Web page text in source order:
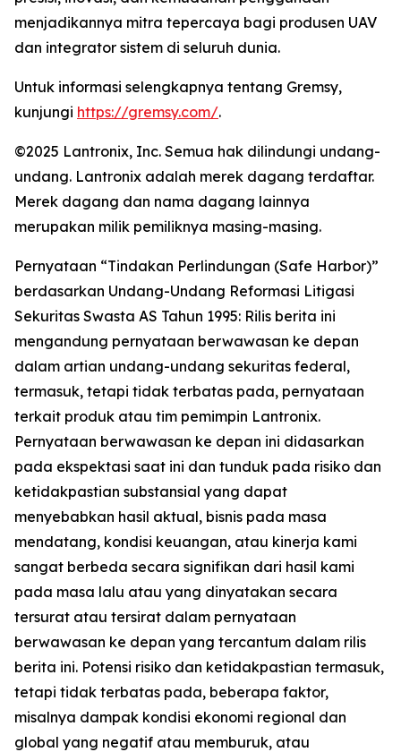
menjadikannya mitra tepercaya bagi produsen UAV
dan integrator sistem di seluruh dunia.
Untuk informasi selengkapnya tentang Gremsy,
kunjungi https://gremsy.com/.
©2025 Lantronix, Inc. Semua hak dilindungi undang-
undang. Lantronix adalah merek dagang terdaftar.
Merek dagang dan nama dagang lainnya
merupakan milik pemiliknya masing-masing.
Pernyataan “Tindakan Perlindungan (Safe Harbor)”
berdasarkan Undang-Undang Reformasi Litigasi
Sekuritas Swasta AS Tahun 1995: Rilis berita ini
mengandung pernyataan berwawasan ke depan
dalam artian undang-undang sekuritas federal,
termasuk, tetapi tidak terbatas pada, pernyataan
terkait produk atau tim pemimpin Lantronix.
Pernyataan berwawasan ke depan ini didasarkan
pada ekspektasi saat ini dan tunduk pada risiko dan
ketidakpastian substansial yang dapat
menyebabkan hasil aktual, bisnis pada masa
mendatang, kondisi keuangan, atau kinerja kami
sangat berbeda secara signifikan dari hasil kami
pada masa lalu atau yang dinyatakan secara
tersurat atau tersirat dalam pernyataan
berwawasan ke depan yang tercantum dalam rilis
berita ini. Potensi risiko dan ketidakpastian termasuk,
tetapi tidak terbatas pada, beberapa faktor,
misalnya dampak kondisi ekonomi regional dan
global yang negatif atau memburuk, atau